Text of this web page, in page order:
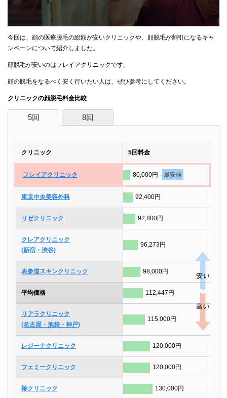
今回は、顔の医療脱毛の総額が安いクリニックや、顔脱毛が割引になるキャ
ンペーンについて紹介しました。
顔脱毛が安いのはフレイアクリニックです。
顔の脱毛をなるべく安く行いたい人は、ぜひ参考にしてください。
クリニックの顔脱毛料金比較
5回 8回
クリニック 5回料金
フレイアクリニック 80,000円 最安値
東京中央美容外科 92,400円
リゼクリニック 92,800円
クレアクリニック
(新宿・渋谷)
96,273円
表参道スキンクリニック 98,000円
平均価格 112,447円
リアラクリニック
(名古屋・池袋・神戸)
115,000円
レジーナクリニック 120,000円
フェミークリニック 120,000円
椿クリニック 130,000円